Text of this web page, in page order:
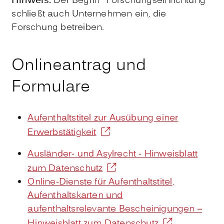
schließt auch Unternehmen ein, die
Forschung betreiben.
Onlineantrag und
Formulare
Aufenthaltstitel zur Ausübung einer
Erwerbstätigkeit
Ausländer- und Asylrecht - Hinweisblatt
zum Datenschutz
Online-Dienste für Aufenthaltstitel,
Aufenthaltskarten und
aufenthaltsrelevante Bescheinigungen –